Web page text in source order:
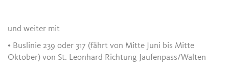
und weiter mit
• Buslinie 239 oder 317 (fährt von Mitte Juni bis Mitte
Oktober) von St. Leonhard Richtung Jaufenpass/Walten